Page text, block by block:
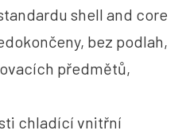
shell and core
bez podlah,
předmětů,
chladící vnitřní